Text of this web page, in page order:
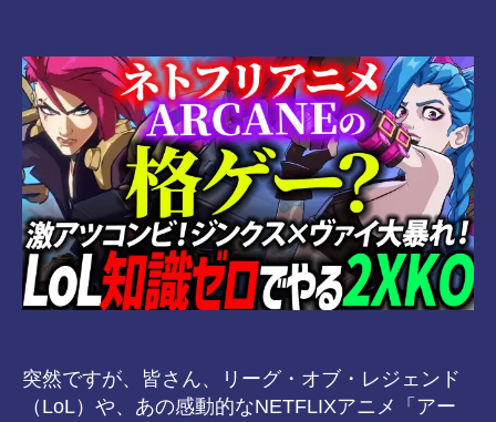
8-
vr
突然ですが、皆さん、リーグ・オブ・レジェンド
（LoL）や、あの感動的なNETFLIXアニメ「アー